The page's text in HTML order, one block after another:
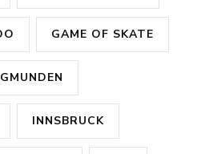
GAME OF SKATE
GMUNDEN
INNSBRUCK